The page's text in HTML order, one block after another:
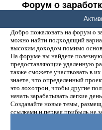
Форум о
Добро пожаловать на форум о
можно найти подходящий
высоким доходом помимо
На форуме вы найдете
предоставляющие удаленную
также сможете участвовать в
знаете, что определенный
это лохотрон, чтобы другие
начать зарабатывать легкие
Создавайте новые темы,
ссылками и первая прибыль не